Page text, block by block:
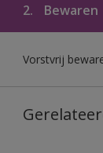
2. Bewaren
Vorstvrij